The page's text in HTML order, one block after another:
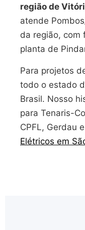
região de
atende
da região, com
planta de
Para projetos
todo o estado
Brasil. Nosso
para Tenaris-
CPFL, Gerdau
Elétricos em